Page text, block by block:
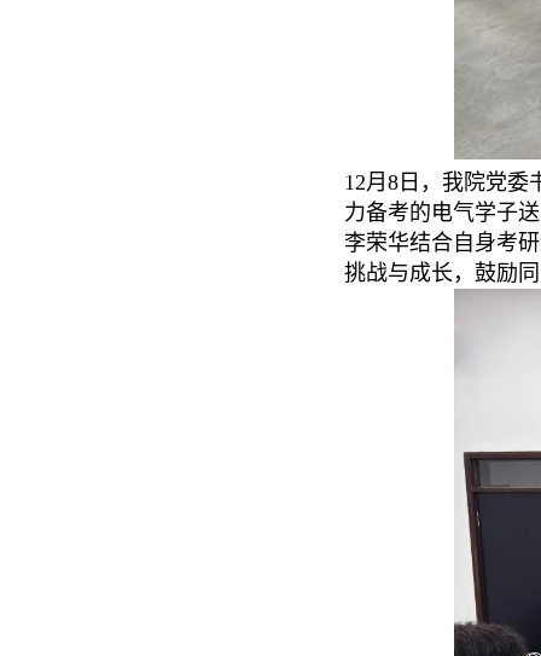
12月8日，我院党委
力备考的电气学子
李荣华结合自身考
挑战与成长，鼓励